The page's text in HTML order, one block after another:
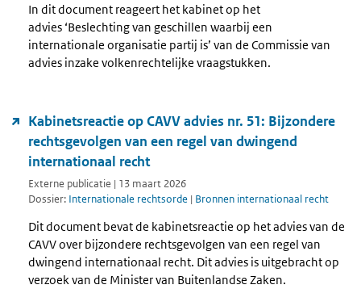
In dit document reageert het kabinet op het
advies ‘Beslechting van geschillen waarbij een
internationale organisatie partij is’ van de Commissie van
advies inzake volkenrechtelijke vraagstukken.
Kabinetsreactie op CAVV advies nr. 51: Bijzondere
rechtsgevolgen van een regel van dwingend
internationaal recht
Externe publicatie | 13 maart 2026
Dossier: Internationale rechtsorde | Bronnen internationaal recht
Dit document bevat de kabinetsreactie op het advies van de
CAVV over bijzondere rechtsgevolgen van een regel van
dwingend internationaal recht. Dit advies is uitgebracht op
verzoek van de Minister van Buitenlandse Zaken.